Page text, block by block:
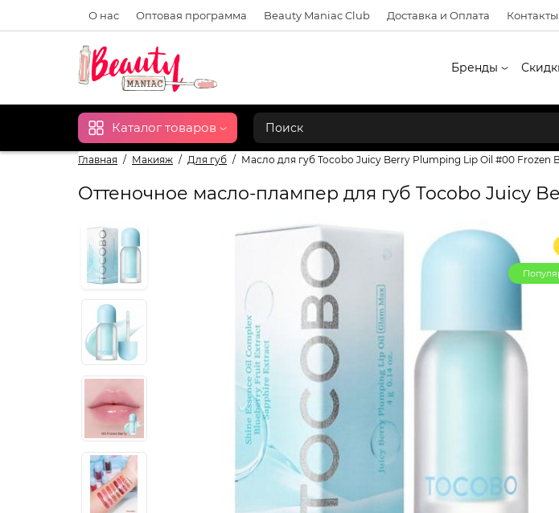
О нас Оптовая программа Beauty Maniac Club Доставка и Оплата Контакты
Бренды
Каталог товаров
Главная Макияж Для губ Масло для губ Tocobo Juicy Berry Plumping Lip Oil #00 Frozen
Оттеночное масло-плампер для губ Tocobo Juicy